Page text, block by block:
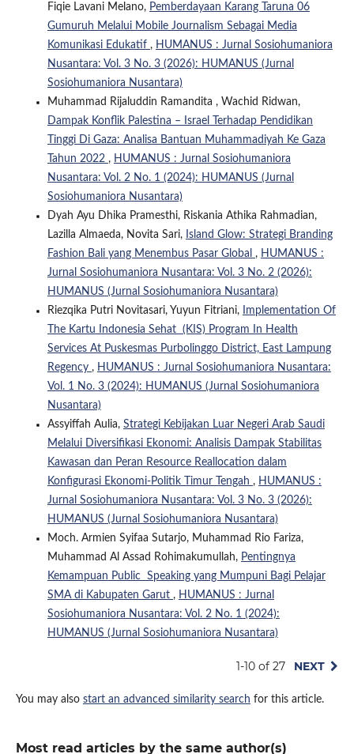
Fiqie Lavani Melano, Pemberdayaan Karang Taruna 06
Gumuruh Melalui Mobile Journalism Sebagai Media
Komunikasi Edukatif , HUMANUS : Jurnal Sosiohumaniora
Nusantara: Vol. 3 No. 3 (2026): HUMANUS (Jurnal
Sosiohumaniora Nusantara)
Muhammad Rijaluddin Ramandita , Wachid Ridwan,
Dampak Konflik Palestina – Israel Terhadap Pendidikan
Tinggi Di Gaza: Analisa Bantuan Muhammadiyah Ke Gaza
Tahun 2022 , HUMANUS : Jurnal Sosiohumaniora
Nusantara: Vol. 2 No. 1 (2024): HUMANUS (Jurnal
Sosiohumaniora Nusantara)
Dyah Ayu Dhika Pramesthi, Riskania Athika Rahmadian,
Lazilla Almaeda, Novita Sari, Island Glow: Strategi Branding
Fashion Bali yang Menembus Pasar Global , HUMANUS :
Jurnal Sosiohumaniora Nusantara: Vol. 3 No. 2 (2026):
HUMANUS (Jurnal Sosiohumaniora Nusantara)
Riezqika Putri Novitasari, Yuyun Fitriani,
Implementation Of
The Kartu Indonesia Sehat (KIS) Program In Health
Services At Puskesmas Purbolinggo District, East Lampung
Regency , HUMANUS : Jurnal Sosiohumaniora Nusantara:
Vol. 1 No. 3 (2024): HUMANUS (Jurnal Sosiohumaniora
Nusantara)
Assyiffah Aulia, Strategi Kebijakan Luar Negeri Arab Saudi
Melalui Diversifikasi Ekonomi: Analisis Dampak Stabilitas
Kawasan dan Peran Resource Reallocation dalam
Konfigurasi Ekonomi-Politik Timur Tengah , HUMANUS :
Jurnal Sosiohumaniora Nusantara: Vol. 3 No. 3 (2026):
HUMANUS (Jurnal Sosiohumaniora Nusantara)
Moch. Armien Syifaa Sutarjo, Muhammad Rio Fariza,
Muhammad Al Assad Rohimakumullah, Pentingnya
Kemampuan Public Speaking yang Mumpuni Bagi Pelajar
SMA di Kabupaten Garut , HUMANUS : Jurnal
Sosiohumaniora Nusantara: Vol. 2 No. 1 (2024):
HUMANUS (Jurnal Sosiohumaniora Nusantara)
1-10 of 27 NEXT
You may also start an advanced similarity search for this article.
Most read articles by the same author(s)